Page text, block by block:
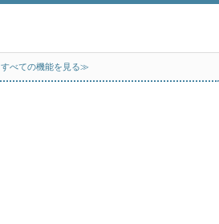
すべての機能を見る≫